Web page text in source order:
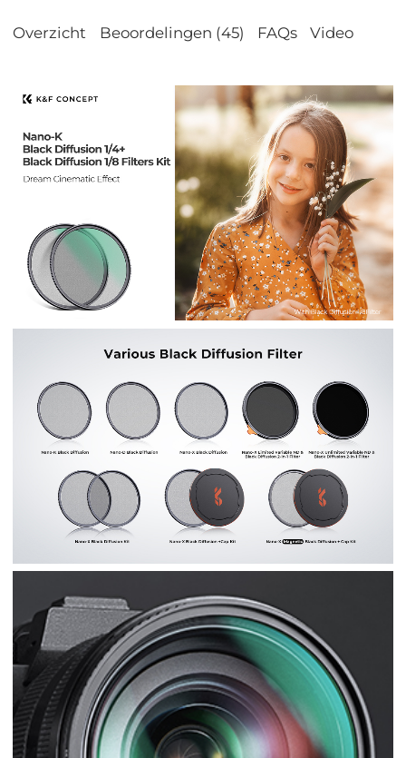
Overzicht Beoordelingen (45) FAQs Video